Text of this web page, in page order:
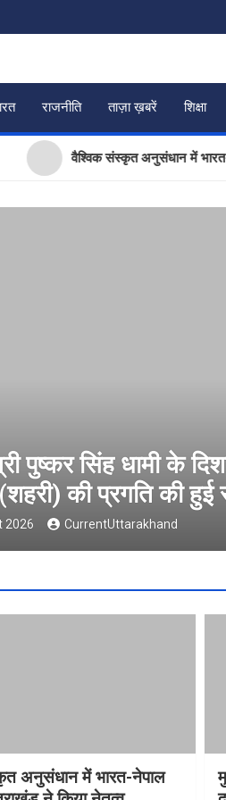
राजनीति ताज़ा ख़बरें शिक्षा
वैश्विक संस्कृत अनुसंधान में भारत-नेपाल
वैश्विक संस्कृत अनुसंधान
ने किया नेतृत्व
5 August 2026
अनुसंधान में भारत-नेपाल